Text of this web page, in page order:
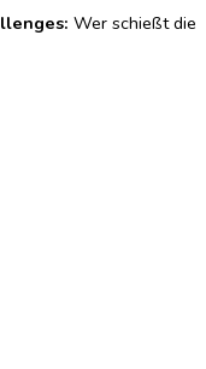
Wer schießt die